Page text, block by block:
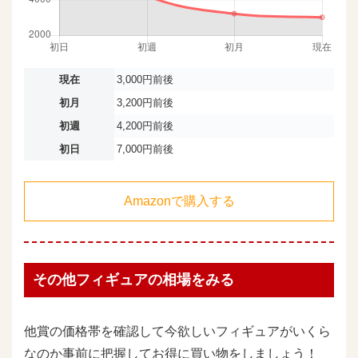
現在
3,000円前後
初月
3,200円前後
初週
4,200円前後
初日
7,000円前後
Amazonで購入する
その他フィギュアの相場をみる
他賞の価格帯を確認して今欲しいフィギュアがいくら
なのか事前に把握してお得に買い物をしましょう！